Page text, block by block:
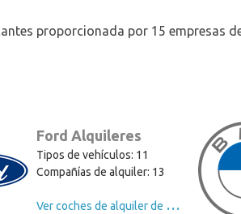
proporcionada por 15 empresas
Ford Alquileres
Tipos de vehículos: 11
Compañías de alquiler: 13
V
er coches de alquiler de Ford